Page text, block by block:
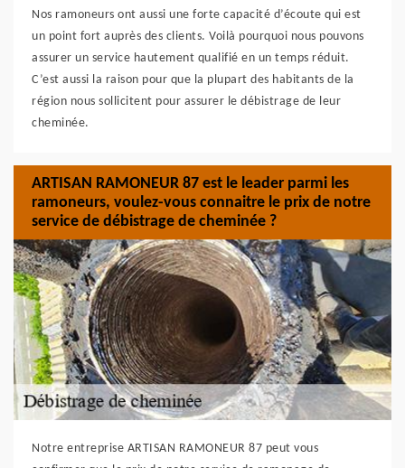
Nos ramoneurs ont aussi une forte capacité d’écoute qui est
un point fort auprès des clients. Voilà pourquoi nous pouvons
assurer un service hautement qualifié en un temps réduit.
C’est aussi la raison pour que la plupart des habitants de la
région nous sollicitent pour assurer le débistrage de leur
cheminée.
ARTISAN RAMONEUR 87 est le leader parmi les
ramoneurs, voulez-vous connaitre le prix de notre
service de débistrage de cheminée ?
Notre entreprise ARTISAN RAMONEUR 87 peut vous